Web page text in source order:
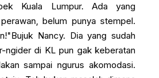
Kuala Lumpur. Ada yang
belum punya stempel.
Nancy. Dia yang sudah
ngider di KL pun gak keberatan
sampai ngurus akomodasi.